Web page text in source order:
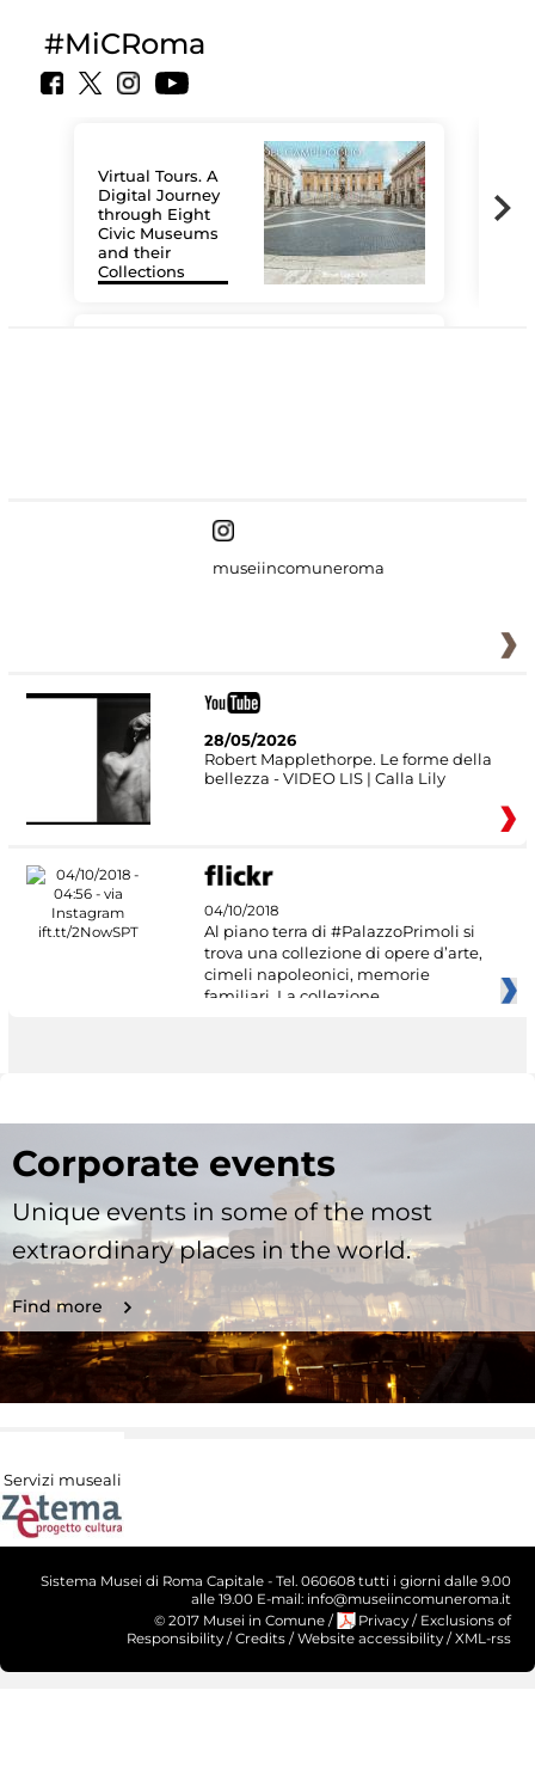
#MiCRoma
Virtual Tours. A
Digital Journey
through Eight
Civic Museums
and their
Collections
museiincomuneroma
28/05/2026
Robert Mapplethorpe. Le forme della
bellezza - VIDEO LIS | Calla Lily
04/10/2018
Al piano terra di #PalazzoPrimoli si
trova una collezione di opere d’arte,
cimeli napoleonici, memorie
familiari. La collezione
Corporate events
Unique events in some of the most
extraordinary places in the world.
Find more
Servizi museali
Sistema Musei di Roma Capitale - Tel. 060608 tutti i giorni dalle 9.00
alle 19.00 E-mail: info@museiincomuneroma.it
© 2017 Musei in Comune / Privacy / Exclusions of
Responsibility /Credits /Website accessibility /XML-rss